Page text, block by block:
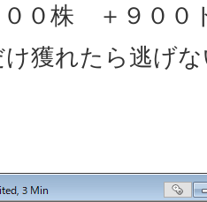
０株 ＋９００
獲れたら逃げ